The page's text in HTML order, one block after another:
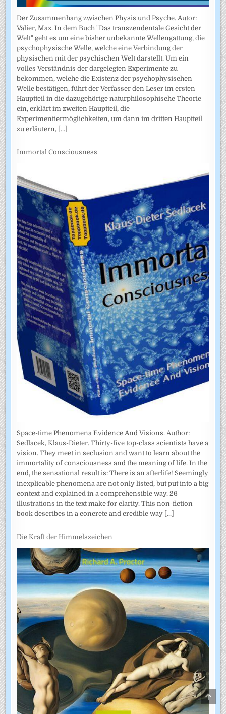
Der Zusammenhang zwischen Physis und Psyche. Autor:
Valier, Max. In dem Buch "Das transzendentale Gesicht der
Welt" geht es um eine bisher unbekannte Wellengattung, die
psychophysische Welle, welche eine Verbindung der
physischen mit der psychischen Welt darstellt. Um ein
volles Verständnis der dargelegten Experimente zu
bekommen, welche die Existenz der psychophysischen
Welle bestätigen, führt der Verfasser den Leser im ersten
Hauptteil in die dazugehörige naturphilosophische Theorie
ein, erklärt im zweiten Hauptteil, die
Experimentiermöglichkeiten, um dann im dritten Hauptteil
zu erläutern, [...]
Immortal Consciousness
Space-time Phenomena Evidence And Visions. Author:
Sedlacek, Klaus-Dieter. Thirty-five top-class scientists have a
vision. They meet in seclusion and want to learn about the
immortality of consciousness and the meaning of life. In the
end, the sensational result is: There is an afterlife! Seemingly
inexplicable phenomena are not only listed, but put into a big
context and explained in a comprehensible way. 26
illustrations in the text make for clarity. This non-fiction
book describes in a concrete and credible way [...]
Die Kraft der Himmelszeichen
TO
TOP